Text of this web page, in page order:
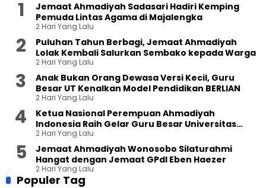
Jemaat Ahmadiyah Sadasari Hadiri Kemping
Pemuda Lintas Agama di Majalengka
2 Hari Yang Lalu
Puluhan Tahun Berbagi, Jemaat Ahmadiyah
Lolak Kembali Salurkan Sembako kepada Warga
2 Hari Yang Lalu
Anak Bukan Orang Dewasa Versi Kecil, Guru
Besar UT Kenalkan Model Pendidikan BERLIAN
2 Hari Yang Lalu
Ketua Nasional Perempuan Ahmadiyah
Indonesia Raih Gelar Guru Besar Universitas
Terbuka
2 Hari Yang Lalu
Jemaat Ahmadiyah Wonosobo Silaturahmi
Hangat dengan Jemaat GPdI Eben Haezer
2 Hari Yang Lalu
Populer Tag